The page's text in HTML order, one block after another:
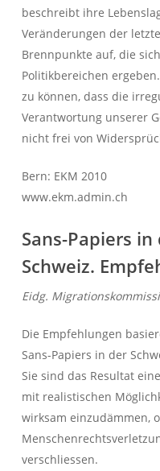
beschreibt ihre
Veränderungen der
Brennpunkte auf, die
Politikbereichen
zu können, dass die
Verantwortung unserer
nicht frei von
Bern: EKM 2010
www.ekm.admin.ch
Sans-Papiers in
Schweiz.
Eidg.
Die Empfehlungen
Sans-Papiers in der
Sie sind das Resultat
mit realistischen
wirksam einzudämmen,
verschliessen.